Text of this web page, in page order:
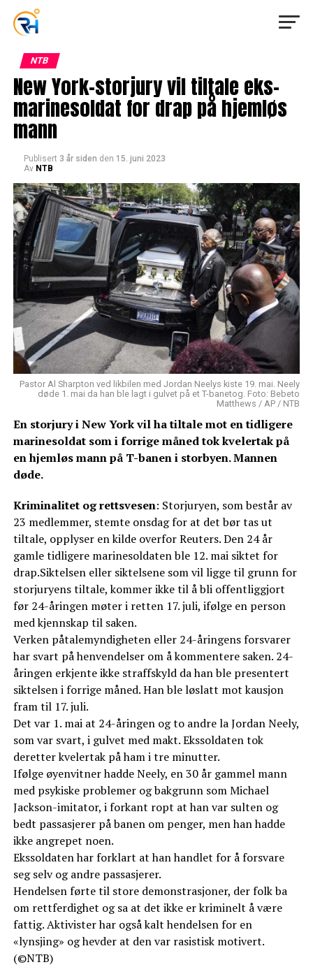
NTB
New York-storjury vil tiltale eks-
marinesoldat for drap på hjemløs
mann
Publisert 3 år siden den 15. juni 2023
Av NTB
Pastor Al Sharpton ved likbilen med Jordan Neelys kiste 19. mai. Neely
døde 1. mai da han ble lagt i gulvet på et T-banetog. Foto: Bebeto
Matthews / AP / NTB
En storjury i New York vil ha tiltale mot en tidligere
marinesoldat som i forrige måned tok kvelertak på
en hjemløs mann på T-banen i storbyen. Mannen
døde.
Kriminalitet og rettsvesen: Storjuryen, som består av
23 medlemmer, stemte onsdag for at det bør tas ut
tiltale, opplyser en kilde overfor Reuters. Den 24 år
gamle tidligere marinesoldaten ble 12. mai siktet for
drap.Siktelsen eller siktelsene som vil ligge til grunn for
storjuryens tiltale, kommer ikke til å bli offentliggjort
før 24-åringen møter i retten 17. juli, ifølge en person
med kjennskap til saken.
Verken påtalemyndigheten eller 24-åringens forsvarer
har svart på henvendelser om å kommentere saken. 24-
åringen erkjente ikke straffskyld da han ble presentert
siktelsen i forrige måned. Han ble løslatt mot kausjon
fram til 17. juli.
Det var 1. mai at 24-åringen og to andre la Jordan Neely,
som var svart, i gulvet med makt. Ekssoldaten tok
deretter kvelertak på ham i tre minutter.
Ifølge øyenvitner hadde Neely, en 30 år gammel mann
med psykiske problemer og bakgrunn som Michael
Jackson-imitator, i forkant ropt at han var sulten og
bedt passasjerer på banen om penger, men han hadde
ikke angrepet noen.
Ekssoldaten har forklart at han handlet for å forsvare
seg selv og andre passasjerer.
Hendelsen førte til store demonstrasjoner, der folk ba
om rettferdighet og sa at det ikke er kriminelt å være
fattig. Aktivister har også kalt hendelsen for en
«lynsjing» og hevder at den var rasistisk motivert.
(©NTB)